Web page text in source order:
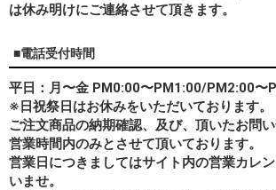
は休み明けにご連絡させて頂きます。
■電話受付時間
平日：月〜金 PM0:00〜PM1:00/PM2:00〜
※日祝祭日はお休みをいただいております。
ご注文商品の納期確認、及び、頂いたお問
営業時間内のみとさせて頂いております。
営業日につきましてはサイト内の営業カレ
いませ。